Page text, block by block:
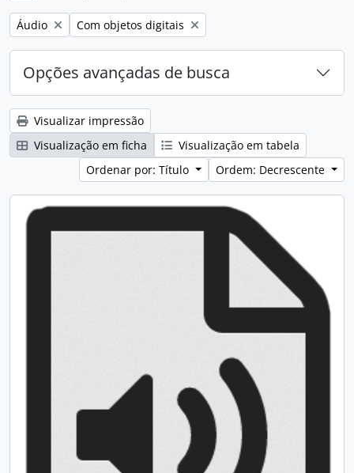
Remover filtro:
Áudio Remover filtro:
Com objetos digitais
Opções avançadas de busca
Visualizar impressão
Visualização em ficha
Visualização em tabela
Ordenar por: Título
Ordem: Decrescente